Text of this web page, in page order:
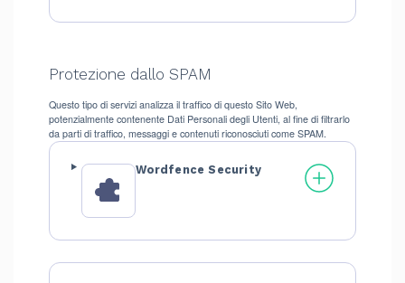
trattati:
Protezione dallo SPAM
Questo tipo di servizi analizza il traffico di questo Sito Web,
potenzialmente contenente Dati Personali degli Utenti, al fine di filtrarlo
da parti di traffico, messaggi e contenuti riconosciuti come SPAM.
Wordfence Security